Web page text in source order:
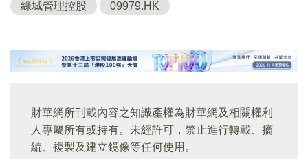
綠城管理控股 09979.HK
財華網所刊載內容之知識產權為財華網及相關權利
人專屬所有或持有。未經許可，禁止進行轉載、摘
編、複製及建立鏡像等任何使用。